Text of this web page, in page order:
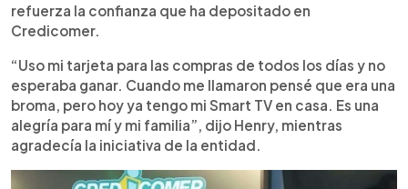
refuerza la confianza que ha depositado en
Credicomer.
“Uso mi tarjeta para las compras de todos los días y no
esperaba ganar. Cuando me llamaron pensé que era una
broma, pero hoy ya tengo mi Smart TV en casa. Es una
alegría para mí y mi familia”, dijo Henry, mientras
agradecía la iniciativa de la entidad.